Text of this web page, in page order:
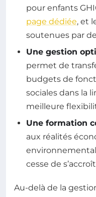
pour enfants
page dédiée, et
soutenues par
Une gestion
permet de
budgets de
sociales dans la
meilleure
Une formation
aux réalités
cesse de
Au-delà de la